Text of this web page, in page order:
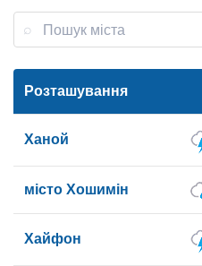
Розташування
Ханой
місто Хошимін
Хайфон